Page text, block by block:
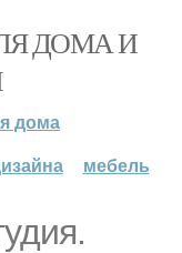
ДОМА И
дома
мебель